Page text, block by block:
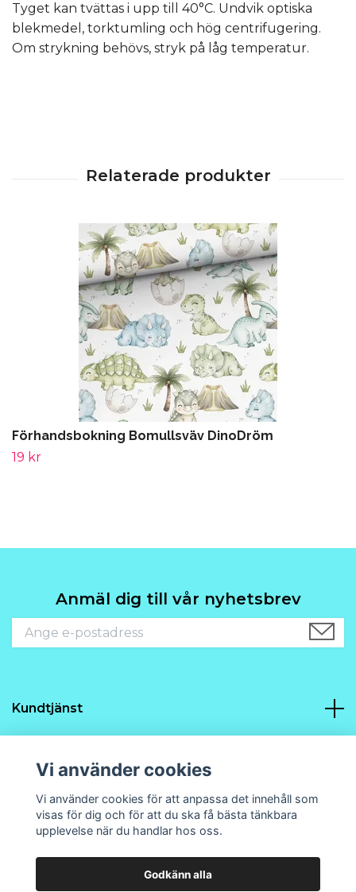
Tyget kan tvättas i upp till 40°C. Undvik optiska
blekmedel, torktumling och hög centrifugering.
Om strykning behövs, stryk på låg temperatur.
Förhandsbokning Bomullsväv DinoDröm
19 kr
Anmäl dig till vår nyhetsbrev
Kundtjänst
Sociala medier
Vi använder cookies
Vi använder cookies för att anpassa det innehåll som
visas för dig och för att du ska få bästa tänkbara
upplevelse när du handlar hos oss.
Godkänn alla